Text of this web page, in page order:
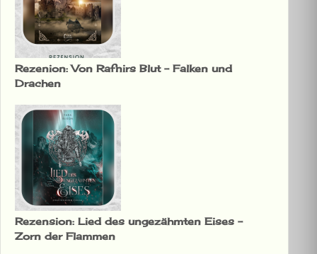
Rezenion: Von Rafnirs Blut – Falken und
Drachen
Rezension: Lied des ungezähmten Eises –
Zorn der Flammen